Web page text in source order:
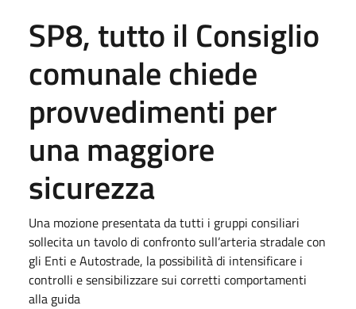
SP8, tutto il Consiglio
comunale chiede
provvedimenti per
una maggiore
sicurezza
Una mozione presentata da tutti i gruppi consiliari
sollecita un tavolo di confronto sull’arteria stradale con
gli Enti e Autostrade, la possibilità di intensificare i
controlli e sensibilizzare sui corretti comportamenti
alla guida